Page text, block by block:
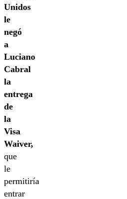
Unidos
le
negó
a
Luciano
Cabral
la
entrega
de
la
Visa
Waiver,
que
le
permitiría
entrar